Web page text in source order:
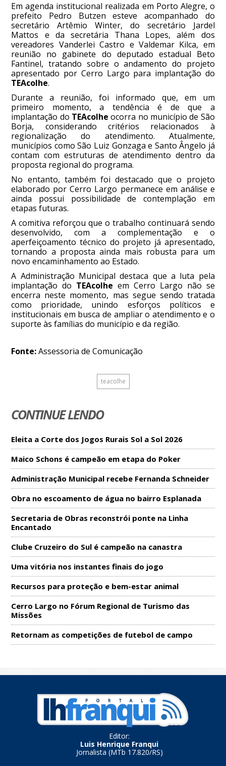
Em agenda institucional realizada em Porto Alegre, o
prefeito Pedro Butzen esteve acompanhado do
secretário Artêmio Winter, do secretário Jardel
Mattos e da secretária Thana Lopes, além dos
vereadores Vanderlei Castro e Valdemar Kilca, em
reunião no gabinete do deputado estadual Beto
Fantinel, tratando sobre o andamento do projeto
apresentado por Cerro Largo para implantação do
TEAcolhe.
Durante a reunião, foi informado que, em um
primeiro momento, a tendência é de que a
implantação do TEAcolhe ocorra no município de São
Borja, considerando critérios relacionados à
regionalização do atendimento. Atualmente,
municípios como São Luiz Gonzaga e Santo Ângelo já
contam com estruturas de atendimento dentro da
proposta regional do programa.
No entanto, também foi destacado que o projeto
elaborado por Cerro Largo permanece em análise e
ainda possui possibilidade de contemplação em
etapas futuras.
A comitiva reforçou que o trabalho continuará sendo
desenvolvido, com a complementação e o
aperfeiçoamento técnico do projeto já apresentado,
tornando a proposta ainda mais robusta para um
novo encaminhamento ao Estado.
A Administração Municipal destaca que a luta pela
implantação do TEAcolhe em Cerro Largo não se
encerra neste momento, mas segue sendo tratada
como prioridade, unindo esforços políticos e
institucionais em busca de ampliar o atendimento e o
suporte às famílias do município e da região.
Fonte:Assessoria de Comunicação
teacolhe
CONTINUE LENDO
Eleita a Corte dos Jogos Rurais Sol a Sol 2026
Maico Schons é campeão em etapa do Poker
Administração Municipal recebe Fernanda Schneider
Obra no escoamento de água no bairro Esplanada
Secretaria de Obras reconstrói ponte na Linha
Encantado
Clube Cruzeiro do Sul é campeão na canastra
Uma vitória nos instantes finais do jogo
Recursos para proteção e bem-estar animal
Cerro Largo no Fórum Regional de Turismo das
Missões
Retornam as competições de futebol de campo
Editor:
Luis Henrique Franqui
Jornalista (MTb 17.820/RS)